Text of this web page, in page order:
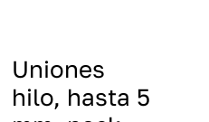
Uniones
hilo, hasta 5